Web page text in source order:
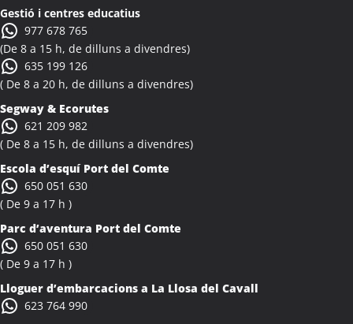
Activitats Teambuilding Empreses Albinyana
Activitats Família Amics Albinyana
Colònies Escolars Albinyana
Activitats Teambuilding Empreses Albiol
Activitats Família Amics Albiol
Colònies Escolars Albiol
Activitats Teambuilding Empreses Albocàsser
Colònies Escolars Albocàsser
Activitats Teambuilding Empreses Albons
Colònies Escolars Albons
Activitats Teambuilding Empreses Alcalà de Xivert
Colònies Escolars Alcalà de Xivert
Gestió i centres educatius
977 678 765
(De 8 a 15 h, de dilluns a divendres)
635 199 126
( De 8 a 20 h, de dilluns a divendres)
Segway & Ecorutes
621 209 982
( De 8 a 15 h, de dilluns a divendres)
Escola d’esquí Port del Comte
650 051 630
( De 9 a 17 h )
Parc d’aventura Port del Comte
650 051 630
( De 9 a 17 h )
Lloguer d’embarcacions a La Llosa del Cavall
623 764 990